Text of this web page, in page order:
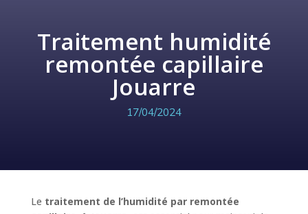
Traitement humidité
remontée capillaire
Jouarre
17/04/2024
Le traitement de l’humidité par remontée